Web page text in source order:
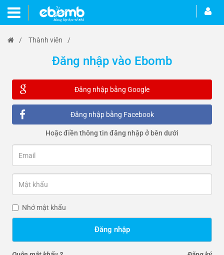
/ Thành viên /
Đăng nhập vào Ebomb
Đăng nhập bằng Google
Đăng nhập bằng Facebook
Hoặc điền thông tin đăng nhập ở bên dưới
Nhớ mật khẩu
Đăng nhập